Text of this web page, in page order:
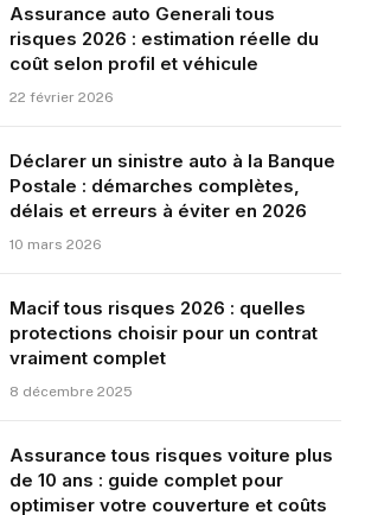
Assurance auto Generali tous
risques 2026 : estimation réelle du
coût selon profil et véhicule
22 février 2026
Déclarer un sinistre auto à la Banque
Postale : démarches complètes,
délais et erreurs à éviter en 2026
10 mars 2026
Macif tous risques 2026 : quelles
protections choisir pour un contrat
vraiment complet
8 décembre 2025
Assurance tous risques voiture plus
de 10 ans : guide complet pour
optimiser votre couverture et coûts